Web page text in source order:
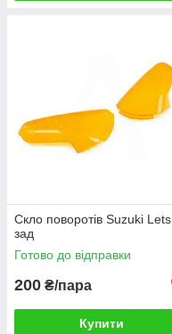
Скло поворотів Suzuki Lets
зад
Готово до відправки
200 ₴/пара
Купити